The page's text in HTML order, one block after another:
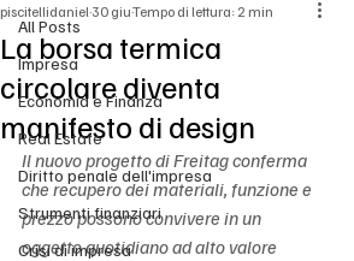
All Posts
Impresa
Economia e Finanza
Real Estate
Diritto penale dell'impresa
Strumenti finanziari
Crisi di impresa
La borsa termica
circolare diventa
manifesto di design
piscitellidaniel 30 giuTempo di lettura: 2 min
Il nuovo progetto di Freitag conferma
che recupero dei materiali, funzione e
prezzo possono convivere in un
oggetto quotidiano ad alto valore